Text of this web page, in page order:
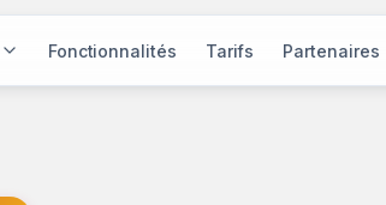
Fonctionnalités Tarifs Partenaires